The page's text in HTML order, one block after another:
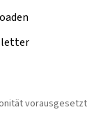
vorausgesetzt